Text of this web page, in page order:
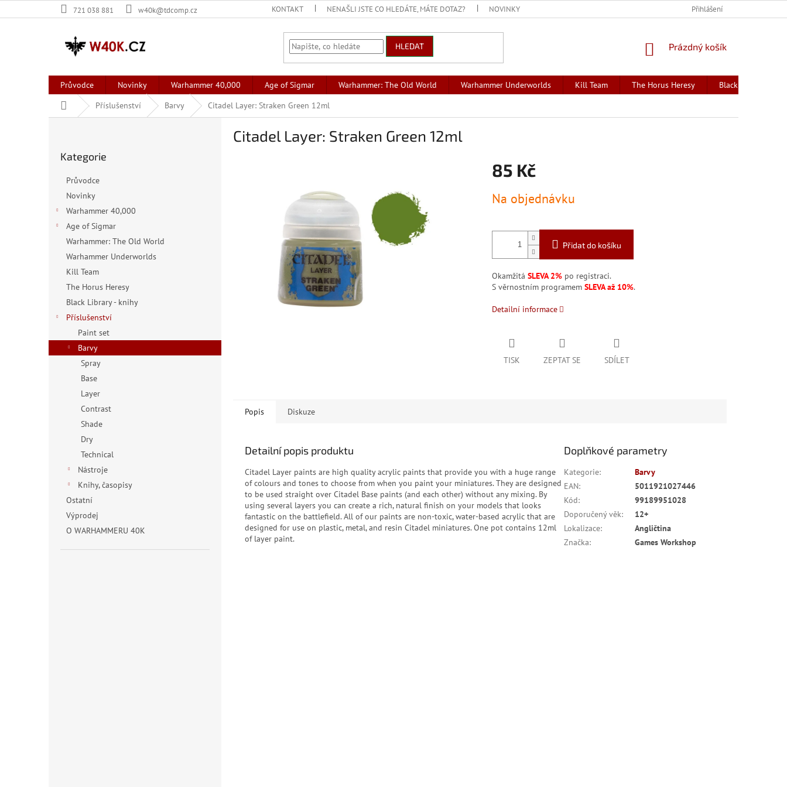
na
721 038 881 w40k@tdcomp.cz KONTAKT NENAŠLI JSTE CO HLEDÁTE, MÁTE DOTAZ? NOVINKY Přihlášení
HLEDAT
NÁKUPNÍ
Prázdný košík
Průvodce Novinky Warhammer 40,000 Age of Sigmar Warhammer: The Old World Warhammer Underworlds Kill Team The Horus Heresy
Black Library -
Domů
Příslušenství Barvy Citadel Layer: Straken Green 12ml
kategorie
Kategorie
Průvodce
Novinky
Warhammer 40,000
Age of Sigmar
Warhammer: The Old World
Warhammer Underworlds
Kill Team
The Horus Heresy
Black Library - knihy
Příslušenství
Paint set
Barvy
Spray
Base
Layer
Contrast
Shade
Dry
Technical
Nástroje
Knihy, časopisy
Ostatní
Výprodej
O WARHAMMERU 40K
Citadel Layer: Straken Green 12ml
85 Kč
cena:
Na objednávku
Přidat do košíku
Okamžitá SLEVA 2%po registraci.
S věrnostním programem SLEVA až 10%.
Detailní informace
TISK ZEPTAT SE SDÍLET
Popis Diskuze
Detailní popis produktu
Citadel Layer paints are high quality acrylic paints that provide you with a huge range
of colours and tones to choose from when you paint your miniatures. They are designed
to be used straight over Citadel Base paints (and each other) without any mixing. By
using several layers you can create a rich, natural finish on your models that looks
fantastic on the battlefield. All of our paints are non-toxic, water-based acrylic that are
designed for use on plastic, metal, and resin Citadel miniatures. One pot contains 12ml
of layer paint.
Doplňkové parametry
Kategorie:
Barvy
EAN:
5011921027446
Kód:
99189951028
Doporučený věk:
12+
Lokalizace:
Angličtina
Značka: Games Workshop